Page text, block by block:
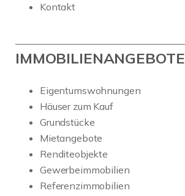
Kontakt
IMMOBILIENANGEBOTE
Eigentumswohnungen
Häuser zum Kauf
Grundstücke
Mietangebote
Renditeobjekte
Gewerbeimmobilien
Referenzimmobilien